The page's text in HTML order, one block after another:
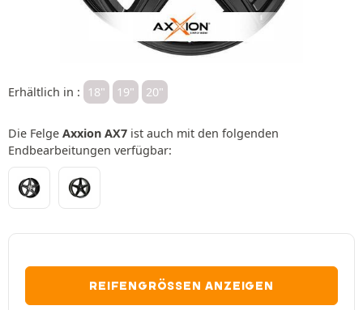
Erhältlich in : 18" 19" 20"
Die Felge Axxion AX7 ist auch mit den folgenden
Endbearbeitungen verfügbar:
REIFENGRÖSSEN ANZEIGEN